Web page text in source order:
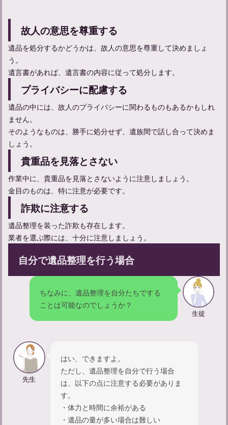
家族葬参列者としてのマナーや服装についてのガイド
忌中やってはいけないことについて解説
適切な遺体管理のポイントと安置場所選び、その重要性とは
精進落としでの献杯の挨拶の仕方：関係性別の例文も紹介
故人の意思を尊重する
遺品を処分するかどうかは、故人の意思を尊重して決めましょ
う。
遺言書があれば、遺言書の内容に従って処分します。
プライバシーに配慮する
遺品の中には、故人のプライバシーに関わるものもあるかもしれ
ません。
そのようなものは、勝手に処分せず、遺族間で話し合って決めま
しょう。
貴重品を見落とさない
作業中に、貴重品を見落とさないように注意しましょう。
金目のものは、特に注意が必要です。
詐欺に注意する
遺品整理を装った詐欺も存在します。
業者を選ぶ際には、十分に注意しましょう。
自分で遺品整理を行う場合
ちなみに、遺品整理を自分たちでする
ことは可能なのでしょうか？
生徒
先生
はい、できますよ。
ただし、遺品整理を自分で行う場合
は、以下の点に注意する必要がありま
す。
・体力と時間に余裕がある
・遺品の量が多い場合は難しい